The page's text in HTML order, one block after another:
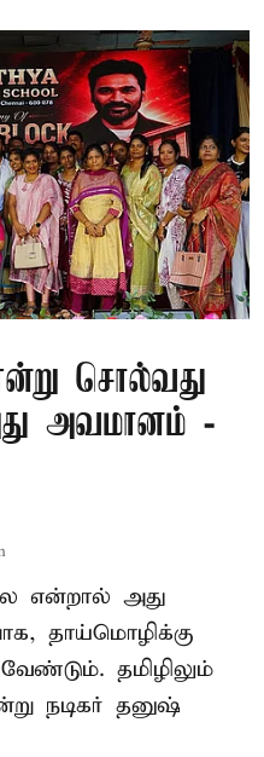
சொல்வது
அவமானம் -
என்றால் அது
தாய்மொழிக்கு
தமிழிலும்
நடிகர் தனுஷ்